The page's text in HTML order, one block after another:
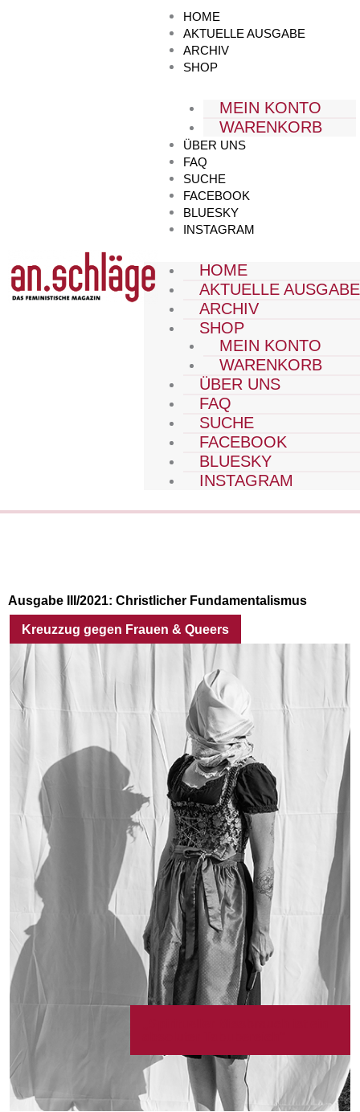
HOME
AKTUELLE AUSGABE
ARCHIV
SHOP
MEIN KONTO
WARENKORB
ÜBER UNS
FAQ
SUCHE
FACEBOOK
BLUESKY
INSTAGRAM
HOME
AKTUELLE AUSGABE
ARCHIV
SHOP
MEIN KONTO
WARENKORB
ÜBER UNS
FAQ
SUCHE
FACEBOOK
BLUESKY
INSTAGRAM
Ausgabe III/2021: Christlicher Fundamentalismus
Kreuzzug gegen Frauen & Queers